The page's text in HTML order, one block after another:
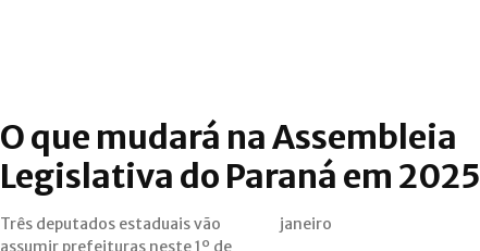
O que mudará na Assembleia
Legislativa do Paraná em 2025
Três deputados estaduais vão
assumir prefeituras neste 1º de
janeiro